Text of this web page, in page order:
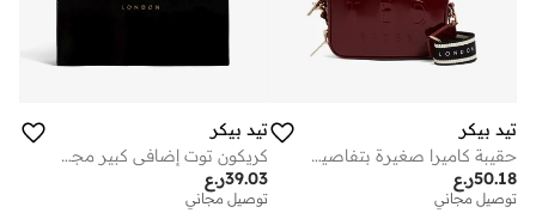
تيد بيكر
حقيبة كاميرا صغيرة بتفاصيل شريط لاولي
ر.ع50.18
توصيل مجاني
على وشك النفاد
تيد بيكر
كريكون توت إضافي كبير مجعد
ر.ع39.03
توصيل مجاني